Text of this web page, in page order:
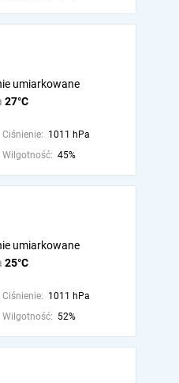
27°C
umiarkowane
Ciśnienie: 1011 hPa
Wilgotność: 45%
25°C
umiarkowane
Ciśnienie: 1011 hPa
Wilgotność: 52%